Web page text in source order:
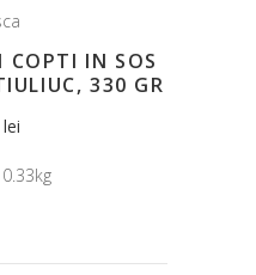
COPTI IN SOS
330 GR
lei
0.33kg